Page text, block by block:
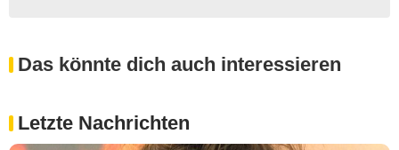
Das könnte dich auch interessieren
Letzte Nachrichten